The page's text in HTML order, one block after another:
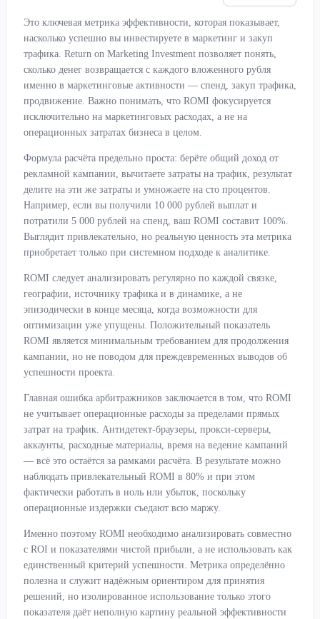
Это ключевая метрика эффективности, которая показывает,
насколько успешно вы инвестируете в маркетинг и закуп
трафика. Return on Marketing Investment позволяет понять,
сколько денег возвращается с каждого вложенного рубля
именно в маркетинговые активности — спенд, закуп трафика,
продвижение. Важно понимать, что ROMI фокусируется
исключительно на маркетинговых расходах, а не на
операционных затратах бизнеса в целом.
Формула расчёта предельно проста: берёте общий доход от
рекламной кампании, вычитаете затраты на трафик, результат
делите на эти же затраты и умножаете на сто процентов.
Например, если вы получили 10 000 рублей выплат и
потратили 5 000 рублей на спенд, ваш ROMI составит 100%.
Выглядит привлекательно, но реальную ценность эта метрика
приобретает только при системном подходе к аналитике.
ROMI следует анализировать регулярно по каждой связке,
географии, источнику трафика и в динамике, а не
эпизодически в конце месяца, когда возможности для
оптимизации уже упущены. Положительный показатель
ROMI является минимальным требованием для продолжения
кампании, но не поводом для преждевременных выводов об
успешности проекта.
Главная ошибка арбитражников заключается в том, что ROMI
не учитывает операционные расходы за пределами прямых
затрат на трафик. Антидетект-браузеры, прокси-серверы,
аккаунты, расходные материалы, время на ведение кампаний
— всё это остаётся за рамками расчёта. В результате можно
наблюдать привлекательный ROMI в 80% и при этом
фактически работать в ноль или убыток, поскольку
операционные издержки съедают всю маржу.
Именно поэтому ROMI необходимо анализировать совместно
с ROI и показателями чистой прибыли, а не использовать как
единственный критерий успешности. Метрика определённо
полезна и служит надёжным ориентиром для принятия
решений, но изолированное использование только этого
показателя даёт неполную картину реальной эффективности